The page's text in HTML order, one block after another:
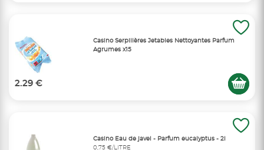
Casino Serpillères Jetables Nettoyantes Parfum
Agrumes x15
2.29 €
Casino Eau de javel - Parfum eucalyptus - 2l
0,75 €/LITRE